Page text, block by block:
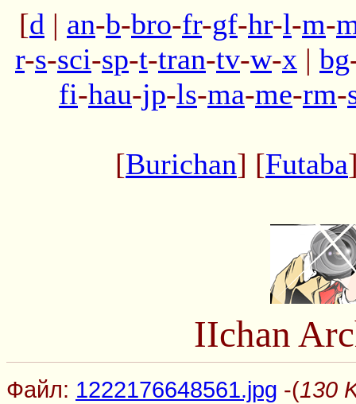
[d | an-b-bro-fr-gf-hr-l-m-
r-s-sci-sp-t-tran-tv-w-x | bg
fi-hau-jp-ls-ma-me-rm-
[Burichan] [Futaba
IIchan
Файл: 1222176648561.jpg -(130